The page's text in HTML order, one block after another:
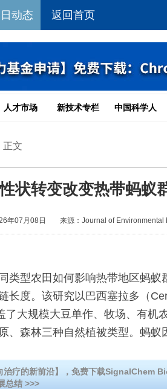
动态 返回首页
人才市场 新技术专栏 中国科学人
正文
状转变改变热带蚂蚁
年07月08日 来源：Journal of Environmental
型农田如何影响热带地区蚂蚁
长度。该研究以巴西塞拉多（
了大规模大豆单作、牧场、有机
、森林三种自然植被类型。蚂蚁
治疗的新前沿】，免费下载SignalChem
总结 >>>